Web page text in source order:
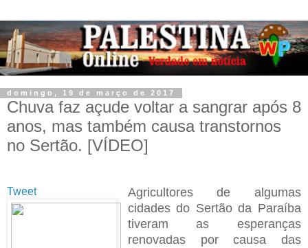
domingo, 19 de março de 2017
Chuva faz açude voltar a sangrar após 8
anos, mas também causa transtornos
no Sertão. [VÍDEO]
Tweet
Agricultores de algumas
cidades do Sertão da Paraíba
tiveram as esperanças
renovadas por causa das